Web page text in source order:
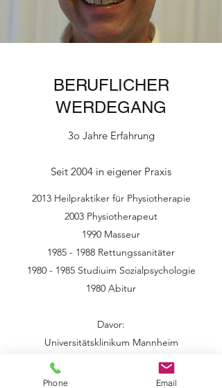
BERUFLICHER
WERDEGANG
3o Jahre Erfahrung
Seit 2004 in eigener Praxis
2013 Heilpraktiker für Physiotherapie
2003 Physiotherapeut
1990 Masseur
1985 - 1988 Rettungssanitäter
1980 - 1985Studiuim Sozialpsychologie
1980 Abitur
Davor:
Universitätsklinikum Mannheim
Olympiastützpunkt + Kurbad Throm
Orthopädische Klinik Heidelberg-Schlierbach
Phone Email